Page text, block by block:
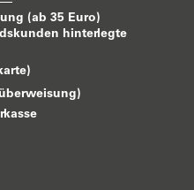
(ab 35 Euro)
hinterlegte